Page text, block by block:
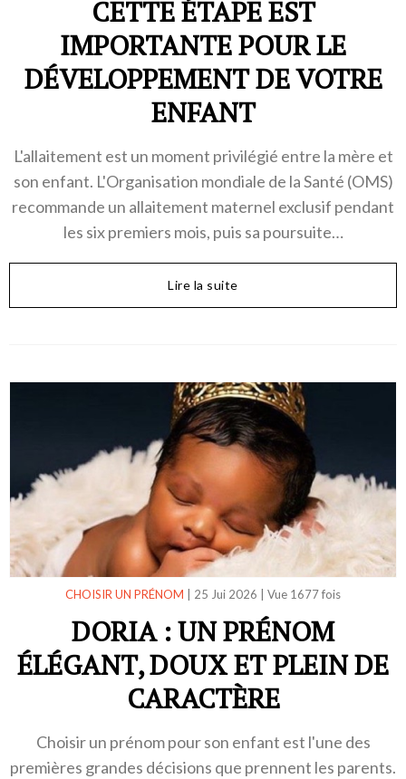
CETTE ÉTAPE EST
IMPORTANTE POUR LE
DÉVELOPPEMENT DE VOTRE
ENFANT
L'allaitement est un moment privilégié entre la mère et
son enfant. L'Organisation mondiale de la Santé (OMS)
recommande un allaitement maternel exclusif pendant
les six premiers mois, puis sa poursuite…
Lire la suite
CHOISIR UN PRÉNOM 25 Jui 2026 Vue 1677 fois
DORIA : UN PRÉNOM
ÉLÉGANT, DOUX ET PLEIN DE
CARACTÈRE
Choisir un prénom pour son enfant est l'une des
premières grandes décisions que prennent les parents.